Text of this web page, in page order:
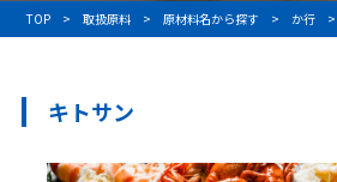
TOP 取扱原料 原材料名から探す か行
キトサン